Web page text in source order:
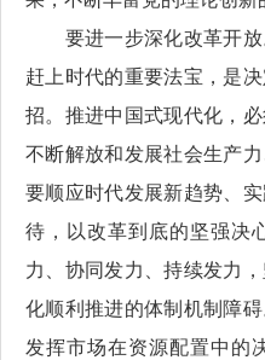
要进一步深化改革开放
赶上时代的重要法宝，是
招。推进中国式现代化，
不断解放和发展社会生产
要顺应时代发展新趋势、
待，以改革到底的坚强决
力、协同发力、持续发力
化顺利推进的体制机制障
发挥市场在资源配置中的